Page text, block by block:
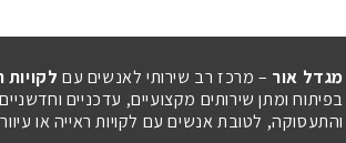
מגדל אור – מרכז רב שירותי לאנשים עם לקויות
בפיתוח ומתן שירותים מקצועיים, עדכניים
והתעסוקה, לטובת אנשים עם לקויות ראייה או